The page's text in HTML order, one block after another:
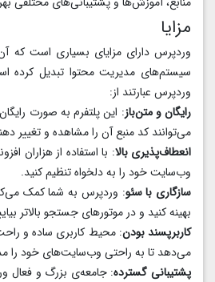
مزایا
وردپرس دارای مزایای بسیاری است که
سیستم‌های مدیریت محتوا تبدیل کرده
وردپرس عبارتند از:
رایگان و متن‌باز: این پلتفرم به صورت
می‌توانند کد منبع آن را مشاهده و تغییر
انعطاف‌پذیری بالا: با استفاده از هزاران
وب‌سایت خود را به دلخواه تنظیم کنید.
سازگاری با سئو: وردپرس به شما کمک
بهینه کنید و در موتورهای جستجو بالاتر
کاربرپسند بودن: محیط کاربری ساده و
می‌دهد تا به راحتی وب‌سایت‌های خود را
پشتیبانی گسترده: جامعه‌ی بزرگ و فعال